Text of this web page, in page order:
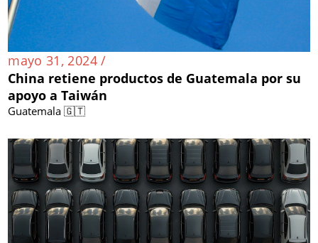
mayo 31, 2024 /
China retiene productos de Guatemala por su
apoyo a Taiwán
Guatemala 🇬🇹